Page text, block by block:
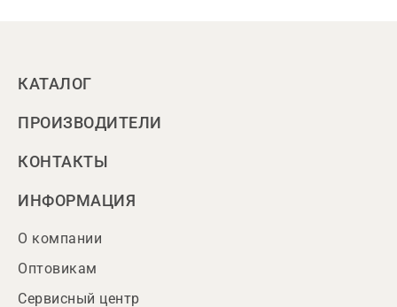
КАТАЛОГ
ПРОИЗВОДИТЕЛИ
КОНТАКТЫ
ИНФОРМАЦИЯ
О компании
Оптовикам
Сервисный центр